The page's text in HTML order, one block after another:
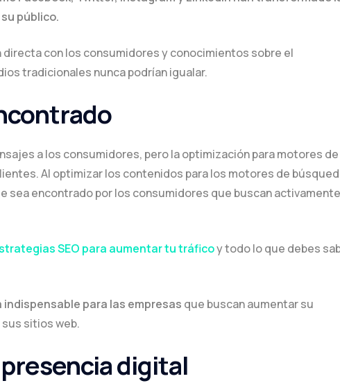
público.
con los consumidores y conocimientos sobre el
tradicionales nunca podrían igualar.
a los consumidores, pero la optimización para motores de
Al optimizar los contenidos para los motores de
sea encontrado por los consumidores que buscan activamente
SEO para aumentar tu tráficoy todo lo que debes
indispensable para las empresas que buscan aumentar su
sitios web.
digital